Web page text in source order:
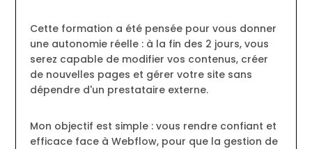
Cette formation a été pensée pour vous donner
une autonomie réelle : à la fin des 2 jours, vous
serez capable de modifier vos contenus, créer
de nouvelles pages et gérer votre site sans
dépendre d'un prestataire externe.
Mon objectif est simple : vous rendre confiant et
efficace face à Webflow, pour que la gestion de